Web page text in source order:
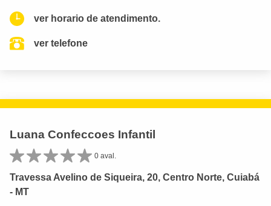
ver horario de atendimento.
ver telefone
Luana Confeccoes Infantil
0 aval.
Travessa Avelino de Siqueira, 20, Centro Norte, Cuiabá
- MT